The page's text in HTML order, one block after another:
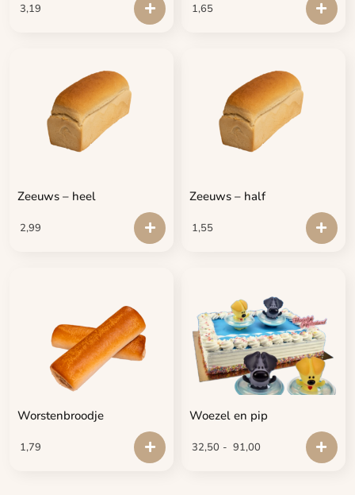
3,19 1,65
Zeeuws – heel
2,99
Zeeuws – half
1,55
Worstenbroodje
1,79
Woezel en pip
32,50 - 91,00